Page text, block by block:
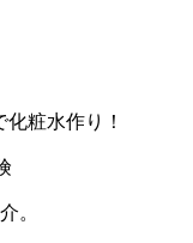
粧水作り！
。